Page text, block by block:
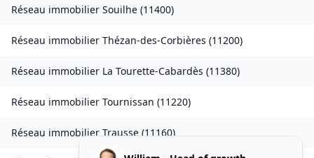
Réseau immobilier Souilhe (11400)
Réseau immobilier Thézan-des-Corbières (11200)
Réseau immobilier La Tourette-Cabardès (11380)
Réseau immobilier Tournissan (11220)
Réseau immobilier Trausse (11160)